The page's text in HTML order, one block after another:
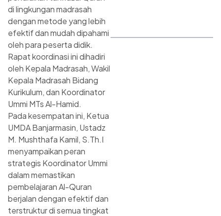
di lingkungan madrasah
dengan metode yang lebih
efektif dan mudah dipahami
oleh para peserta didik.
Rapat koordinasi ini dihadiri
oleh Kepala Madrasah, Wakil
Kepala Madrasah Bidang
Kurikulum, dan Koordinator
Ummi MTs Al-Hamid.
Pada kesempatan ini, Ketua
UMDA Banjarmasin, Ustadz
M. Mushthafa Kamil, S.Th.I
menyampaikan peran
strategis Koordinator Ummi
dalam memastikan
pembelajaran Al-Quran
berjalan dengan efektif dan
terstruktur di semua tingkat